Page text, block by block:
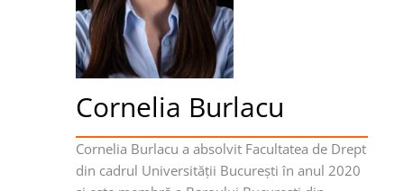
Cornelia Burlacu
Cornelia Burlacu a absolvit Facultatea de Drept
din cadrul Universităţii Bucureşti în anul 2020